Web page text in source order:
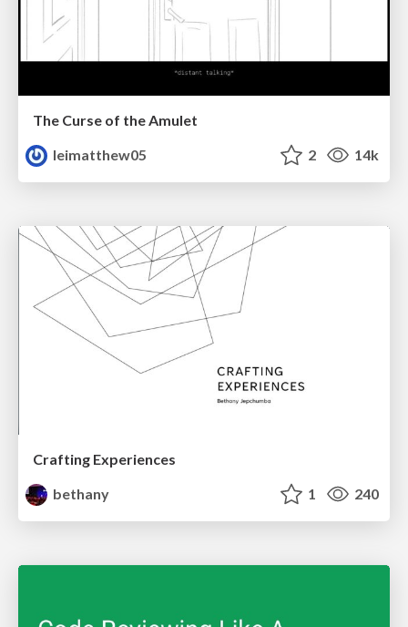
The Curse of the Amulet
leimatthew05
2 14k
Crafting Experiences
bethany
1 240